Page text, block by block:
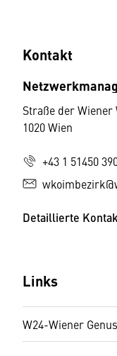
Kontakt
Straße der Wiener
1020 Wien
+43 1 51450
Detaillierte
Links
W24-Wiener